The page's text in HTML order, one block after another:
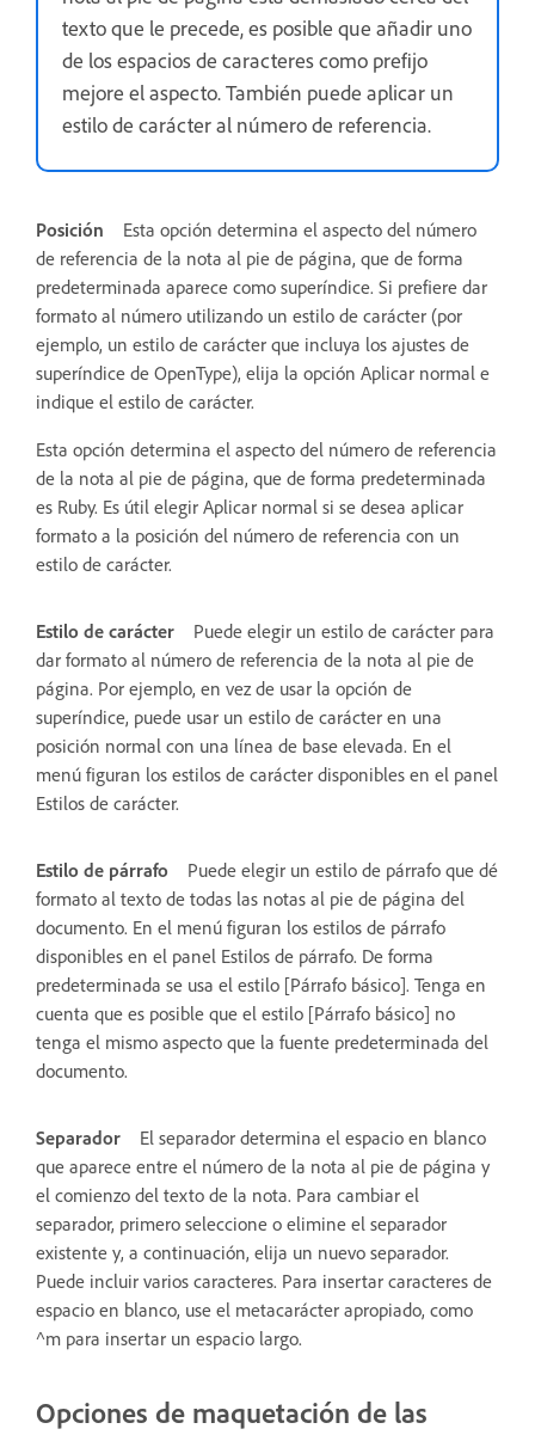
texto que le precede, es posible que añadir uno
de los espacios de caracteres como prefijo
mejore el aspecto. También puede aplicar un
estilo de carácter al número de referencia.
Posición
Esta opción determina el aspecto del número
de referencia de la nota al pie de página, que de forma
predeterminada aparece como superíndice. Si prefiere dar
formato al número utilizando un estilo de carácter (por
ejemplo, un estilo de carácter que incluya los ajustes de
superíndice de OpenType), elija la opción Aplicar normal e
indique el estilo de carácter.
Esta opción determina el aspecto del número de referencia
de la nota al pie de página, que de forma predeterminada
es Ruby. Es útil elegir Aplicar normal si se desea aplicar
formato a la posición del número de referencia con un
estilo de carácter.
Estilo de carácter
Puede elegir un estilo de carácter para
dar formato al número de referencia de la nota al pie de
página. Por ejemplo, en vez de usar la opción de
superíndice, puede usar un estilo de carácter en una
posición normal con una línea de base elevada. En el
menú figuran los estilos de carácter disponibles en el panel
Estilos de carácter.
Estilo de párrafo
Puede elegir un estilo de párrafo que dé
formato al texto de todas las notas al pie de página del
documento. En el menú figuran los estilos de párrafo
disponibles en el panel Estilos de párrafo. De forma
predeterminada se usa el estilo [Párrafo básico]. Tenga en
cuenta que es posible que el estilo [Párrafo básico] no
tenga el mismo aspecto que la fuente predeterminada del
documento.
Separador
El separador determina el espacio en blanco
que aparece entre el número de la nota al pie de página y
el comienzo del texto de la nota. Para cambiar el
separador, primero seleccione o elimine el separador
existente y, a continuación, elija un nuevo separador.
Puede incluir varios caracteres. Para insertar caracteres de
espacio en blanco, use el metacarácter apropiado, como
^m para insertar un espacio largo.
Opciones de maquetación de las